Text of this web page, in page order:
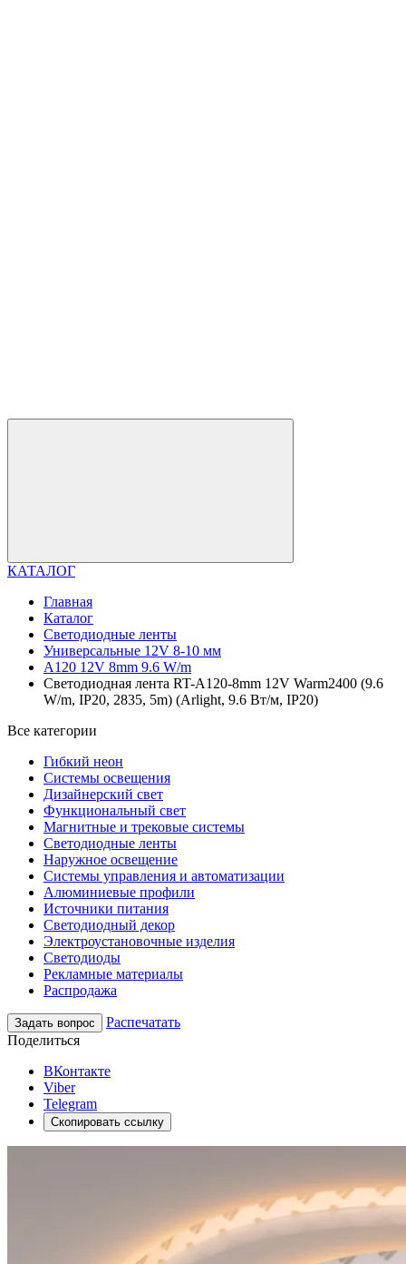
КАТАЛОГ
Главная
Каталог
Светодиодные ленты
Универсальные 12V 8-10 мм
A120 12V 8mm 9.6 W/m
Светодиодная лента RT-A120-8mm 12V Warm2400 (9.6
W/m, IP20, 2835, 5m) (Arlight, 9.6 Вт/м, IP20)
Все категории
Гибкий неон
Системы освещения
Дизайнерский свет
Функциональный свет
Магнитные и трековые системы
Светодиодные ленты
Наружное освещение
Системы управления и автоматизации
Алюминиевые профили
Источники питания
Светодиодный декор
Электроустановочные изделия
Светодиоды
Рекламные материалы
Распродажа
Задать вопрос
Распечатать
Поделиться
ВКонтакте
Viber
Telegram
Скопировать ссылку